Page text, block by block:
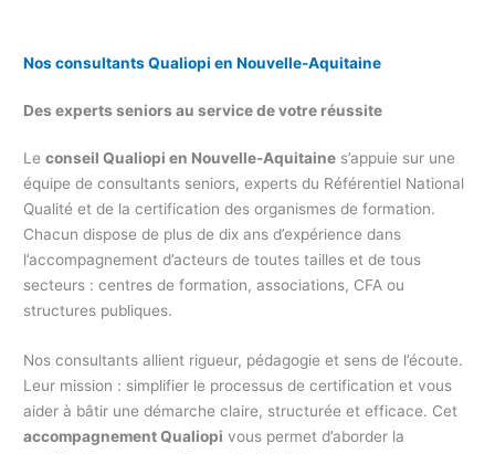
Nos consultants Qualiopien Nouvelle-Aquitaine
Des experts seniors au service de votre réussite
Leconseil Qualiopi en Nouvelle-Aquitaine s’appuie sur une
équipe de consultants seniors, experts du Référentiel National
Qualité et de la certification des organismes de formation.
Chacun dispose de plus de dix ans d’expérience dans
l’accompagnement d’acteurs de toutes tailles et de tous
secteurs : centres de formation, associations, CFA ou
structures publiques.
Nos consultants allient rigueur, pédagogie et sens de l’écoute.
Leur mission : simplifier le processus de certification et vous
aider à bâtir une démarche claire, structurée et efficace. Cet
accompagnement Qualiopi vous permet d’aborder la